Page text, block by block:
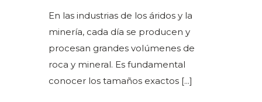
En las industrias de los áridos y la
minería, cada día se producen y
procesan grandes volúmenes de
roca y mineral. Es fundamental
conocer los tamaños exactos [...]